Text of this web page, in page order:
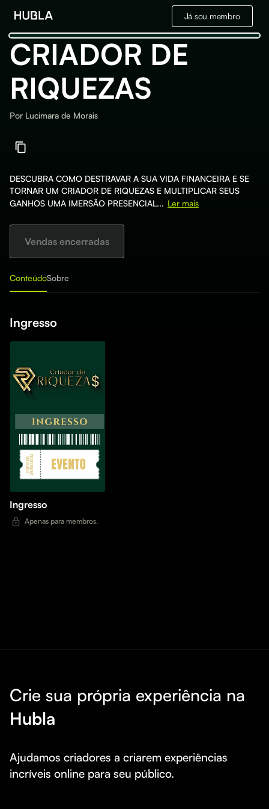
Já sou membro
CRIADOR DE
RIQUEZAS
Por Lucimara de Morais
DESCUBRA COMO DESTRAVAR A SUA VIDA FINANCEIRA E SE
TORNAR UM CRIADOR DE RIQUEZAS E MULTIPLICAR SEUS
GANHOS UMA IMERSÃO PRESENCIAL... Ler mais
Vendas encerradas
ConteúdoSobre
Ingresso
Ingresso
Apenas para membros.
Crie sua própria experiência na
Hubla
Ajudamos criadores a criarem experiências
incríveis online para seu público.